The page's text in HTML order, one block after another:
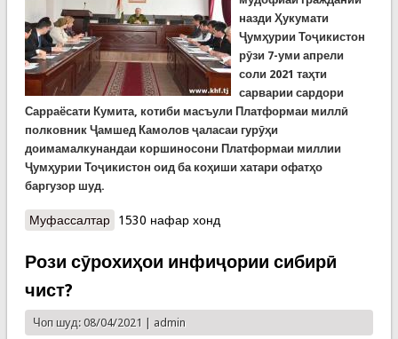
назди Ҳукумати
Ҷумҳурии Тоҷикистон
рӯзи 7-уми апрели
соли 2021 таҳти
сарварии сардори
Сарраёсати Кумита, котиби масъули Платформаи миллӣ
полковник Ҷамшед Камолов ҷаласаи гурӯҳи
доимамалкунандаи коршиносони Платформаи миллии
Ҷумҳурии Тоҷикистон оид ба коҳиши хатари офатҳо
баргузор шуд.
Муфассалтаро Баргузори ҷаласаи гурӯҳи коршиносони
фавқулодда
1530 нафар хонд
Рози сӯрохиҳои инфиҷории сибирӣ
чист?
Чоп шуд: 08/04/2021 | admin